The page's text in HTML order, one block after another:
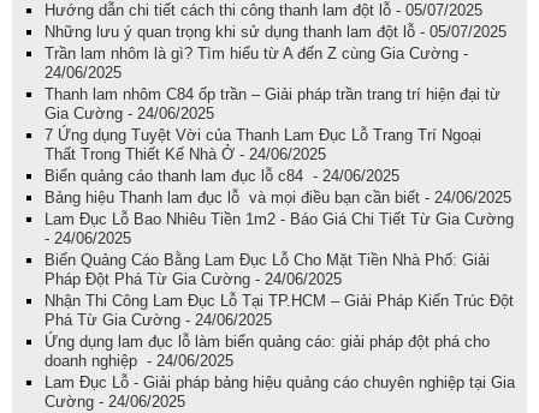
Hướng dẫn chi tiết cách thi công thanh lam đột lỗ - 05/07/2025
Những lưu ý quan trọng khi sử dụng thanh lam đột lỗ - 05/07/2025
Trần lam nhôm là gì? Tìm hiểu từ A đến Z cùng Gia Cường -
24/06/2025
Thanh lam nhôm C84 ốp trần – Giải pháp trần trang trí hiện đại từ
Gia Cường - 24/06/2025
7 Ứng dụng Tuyệt Vời của Thanh Lam Đục Lỗ Trang Trí Ngoại
Thất Trong Thiết Kế Nhà Ở - 24/06/2025
Biển quảng cáo thanh lam đục lỗ c84 - 24/06/2025
Bảng hiệu Thanh lam đục lỗ và mọi điều bạn cần biết - 24/06/2025
Lam Đục Lỗ Bao Nhiêu Tiền 1m2 - Báo Giá Chi Tiết Từ Gia Cường
- 24/06/2025
Biển Quảng Cáo Bằng Lam Đục Lỗ Cho Mặt Tiền Nhà Phố: Giải
Pháp Đột Phá Từ Gia Cường - 24/06/2025
Nhận Thi Công Lam Đục Lỗ Tại TP.HCM – Giải Pháp Kiến Trúc Đột
Phá Từ Gia Cường - 24/06/2025
Ứng dụng lam đục lỗ làm biển quảng cáo: giải pháp đột phá cho
doanh nghiệp - 24/06/2025
Lam Đục Lỗ - Giải pháp bảng hiệu quảng cáo chuyên nghiệp tại Gia
Cường - 24/06/2025